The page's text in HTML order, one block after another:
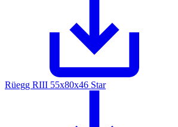
Rüegg RIII 55x80x46 Star